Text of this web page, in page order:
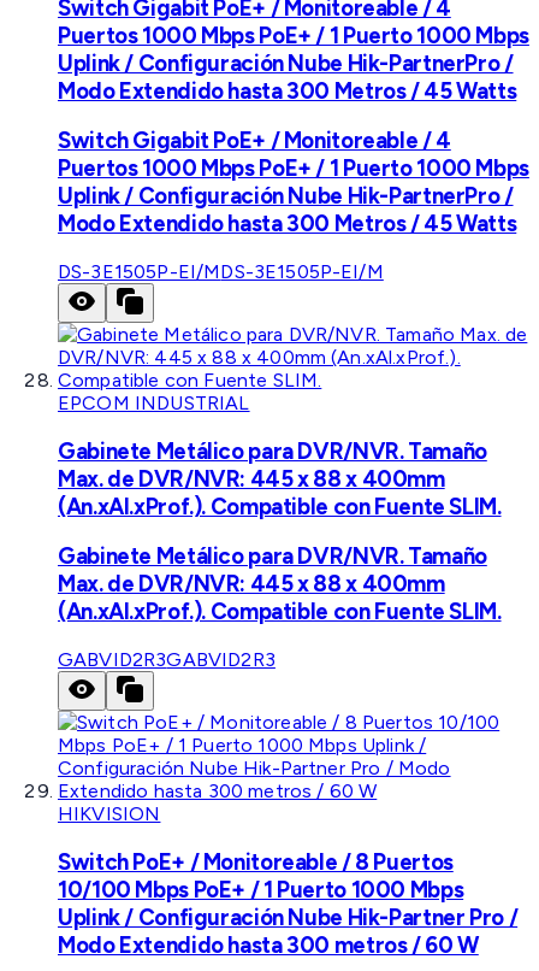
Switch Gigabit PoE+ / Monitoreable / 4
Puertos 1000 Mbps PoE+ / 1 Puerto 1000 Mbps
Uplink / Configuración Nube Hik-PartnerPro /
Modo Extendido hasta 300 Metros / 45 Watts
Switch Gigabit PoE+ / Monitoreable / 4
Puertos 1000 Mbps PoE+ / 1 Puerto 1000 Mbps
Uplink / Configuración Nube Hik-PartnerPro /
Modo Extendido hasta 300 Metros / 45 Watts
DS-3E1505P-EI/MDS-3E1505P-EI/M
EPCOM INDUSTRIAL
Gabinete Metálico para DVR/NVR. Tamaño
Max. de DVR/NVR: 445 x 88 x 400mm
(An.xAl.xProf.). Compatible con Fuente SLIM.
Gabinete Metálico para DVR/NVR. Tamaño
Max. de DVR/NVR: 445 x 88 x 400mm
(An.xAl.xProf.). Compatible con Fuente SLIM.
GABVID2R3GABVID2R3
HIKVISION
Switch PoE+ / Monitoreable / 8 Puertos
10/100 Mbps PoE+ / 1 Puerto 1000 Mbps
Uplink / Configuración Nube Hik-Partner Pro /
Modo Extendido hasta 300 metros / 60 W